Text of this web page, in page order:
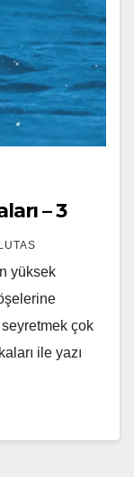
– 3
yüksek
çok
ile yazı